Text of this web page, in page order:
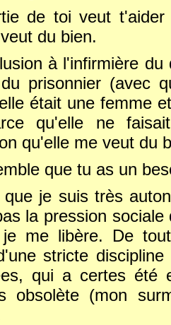
de toi veut
du bien.
à l'infirmière
prisonnier (avec
était une femme
qu'elle ne
qu'elle me veut du
que tu as un
je suis très
la pression
me libère. De
stricte
qui a certes été
obsolète (mon